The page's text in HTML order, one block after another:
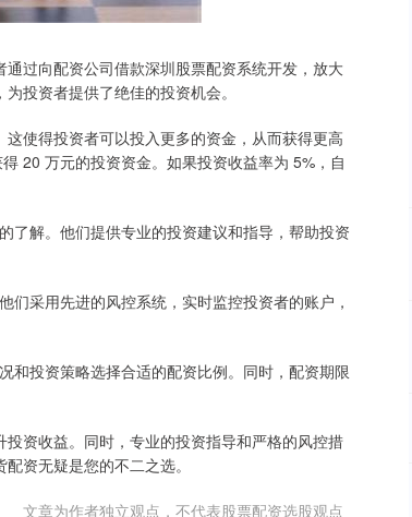
过向配资公司借款深圳股票配资系统开发，放大
投资者提供了绝佳的投资机会。
使得投资者可以投入更多的资金，从而获得更高
20 万元的投资资金。如果投资收益率为 5%，自
了解。他们提供专业的投资建议和指导，帮助投资
采用先进的风控系统，实时监控投资者的账户，
和投资策略选择合适的配资比例。同时，配资期限
资收益。同时，专业的投资指导和严格的风控措
资无疑是您的不二之选。
文章为作者独立观点，不代表股票配资选股观点